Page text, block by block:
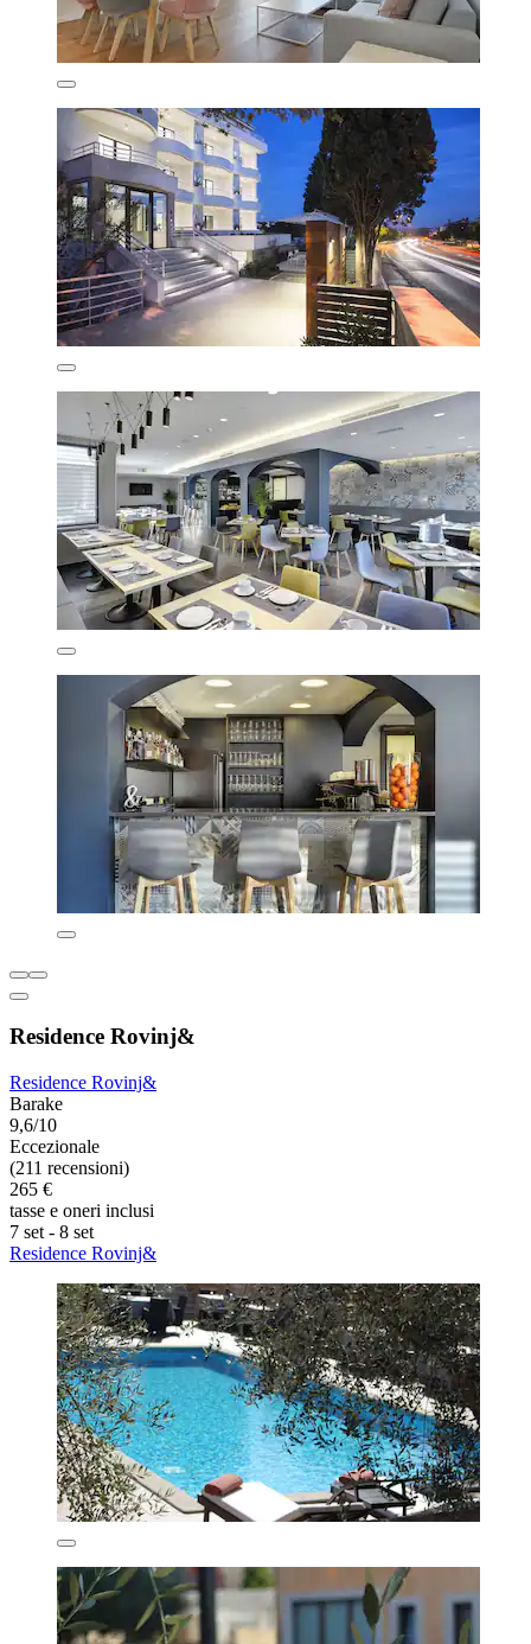
Residence Rovinj&
Residence Rovinj&
Barake
9,6/10
Eccezionale
(211 recensioni)
265 €
tasse e oneri inclusi
7 set - 8 set
Residence Rovinj&